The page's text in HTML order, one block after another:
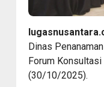
Dinas
Forum
(30/10/2025).